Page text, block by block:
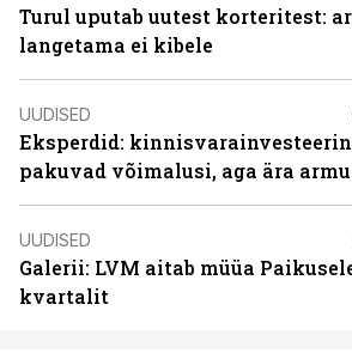
Turul uputab uutest korteritest:
langetama ei kibele
UUDISED
Eksperdid:
pakuvad võimalusi, aga ära
UUDISED
Galerii: LVM aitab müüa
kvartalit